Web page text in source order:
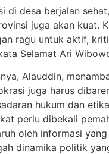
di desa berjalan
juga akan kuat.
ragu untuk aktif,
Selamat Ari
Alauddin,
juga harus
hukum dan
perlu dibekali
oleh informasi
dinamika politik